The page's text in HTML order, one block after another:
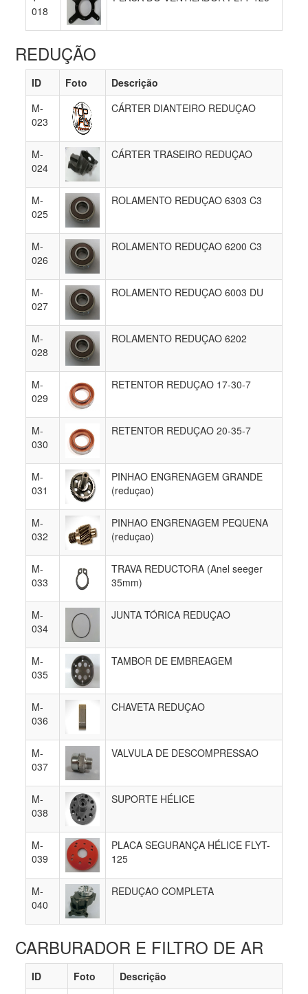
018
REDUÇÃO
ID Foto
Descrição
M-
023
CÁRTER DIANTEIRO REDUÇAO
M-
024
CÁRTER TRASEIRO REDUÇAO
M-
025
ROLAMENTO REDUÇAO 6303 C3
M-
026
ROLAMENTO REDUÇAO 6200 C3
M-
027
ROLAMENTO REDUÇAO 6003 DU
M-
028
ROLAMENTO REDUÇAO 6202
M-
029
RETENTOR REDUÇAO 17-30-7
M-
030
RETENTOR REDUÇAO 20-35-7
M-
031
PINHAO ENGRENAGEM GRANDE
(reduçao)
M-
032
PINHAO ENGRENAGEM PEQUENA
(reduçao)
M-
033
TRAVA REDUCTORA (Anel seeger
35mm)
M-
034
JUNTA TÓRICA REDUÇAO
M-
035
TAMBOR DE EMBREAGEM
M-
036
CHAVETA REDUÇAO
M-
037
VALVULA DE DESCOMPRESSAO
M-
038
SUPORTE HÉLICE
M-
039
PLACA SEGURANÇA HÉLICE FLYT-
125
M-
040
REDUÇAO COMPLETA
CARBURADOR E FILTRO DE AR
ID Foto
Descrição